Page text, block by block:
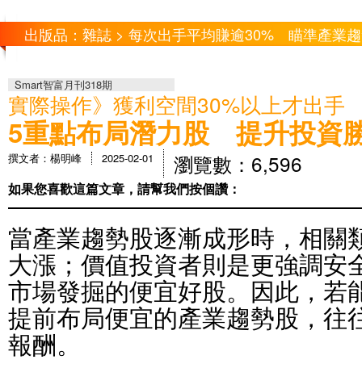
出版品：雜誌 > 每次出手平均賺逾30% 瞄準產業
Smart智富月刊318期
實際操作》獲利空間30%以上才出手
5重點布局潛力股 提升投資
撰文者：楊明峰 2025-02-01 瀏覽數：6,596
如果您喜歡這篇文章，請幫我們按個讚：
當產業趨勢股逐漸成形時，相關
大漲；價值投資者則是更強調安
市場發掘的便宜好股。因此，若
提前布局便宜的產業趨勢股，往
報酬。